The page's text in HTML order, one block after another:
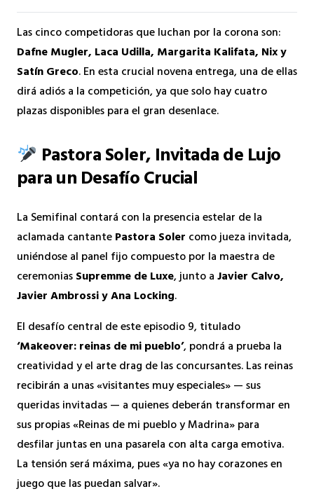
Las cinco competidoras que luchan por la corona son:
Dafne Mugler, Laca Udilla, Margarita Kalifata, Nix y
Satín Greco. En esta crucial novena entrega, una de ellas
dirá adiós a la competición, ya que solo hay cuatro
plazas disponibles para el gran desenlace.
Pastora Soler, Invitada de Lujo
para un Desafío Crucial
La Semifinal contará con la presencia estelar de la
aclamada cantantePastora Soler como jueza invitada,
uniéndose al panel fijo compuesto por la maestra de
ceremoniasSupremme de Luxe, junto aJavier Calvo,
Javier Ambrossi y Ana Locking.
El desafío central de este episodio 9, titulado
‘Makeover: reinas de mi pueblo’, pondrá a prueba la
creatividad y el arte drag de las concursantes. Las reinas
recibirán a unas «visitantes muy especiales» — sus
queridas invitadas — a quienes deberán transformar en
sus propias «Reinas de mi pueblo y Madrina» para
desfilar juntas en una pasarela con alta carga emotiva.
La tensión será máxima, pues «ya no hay corazones en
juego que las puedan salvar».